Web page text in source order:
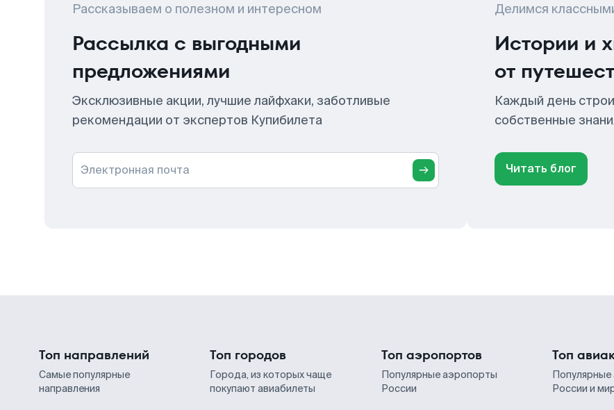
Рассказываем о полезном и интересном
Рассылка с выгодными
предложениями
Эксклюзивные акции, лучшие лайфхаки, заботливые
рекомендации от экспертов Купибилета
Электронная почта
Делимся
Истории и
от
Каждый день
собственные
Читать блог
Топ направлений
Самые популярные
направления
Топ городов
Города, из которых чаще
покупают авиабилеты
Топ аэропортов
Популярные аэропорты
России
Топ
Популярные
России и